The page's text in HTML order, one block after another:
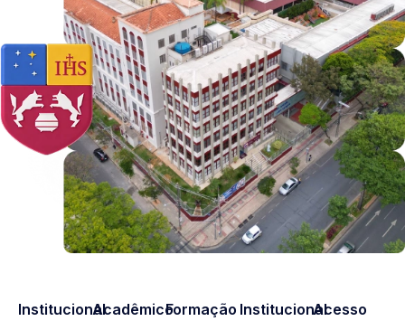
InstitucionalAcadêmicoFormação InstitucionalAcesso